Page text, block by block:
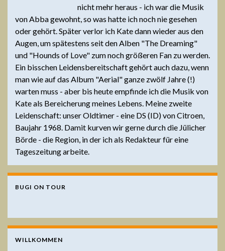
nicht mehr heraus - ich war die Musik
von Abba gewohnt, so was hatte ich noch nie gesehen
oder gehört. Später verlor ich Kate dann wieder aus den
Augen, um spätestens seit den Alben "The Dreaming"
und "Hounds of Love" zum noch größeren Fan zu werden.
Ein bisschen Leidensbereitschaft gehört auch dazu, wenn
man wie auf das Album "Aerial" ganze zwölf Jahre (!)
warten muss - aber bis heute empfinde ich die Musik von
Kate als Bereicherung meines Lebens. Meine zweite
Leidenschaft: unser Oldtimer - eine DS (ID) von Citroen,
Baujahr 1968. Damit kurven wir gerne durch die Jülicher
Börde - die Region, in der ich als Redakteur für eine
Tageszeitung arbeite.
BUGI ON TOUR
WILLKOMMEN